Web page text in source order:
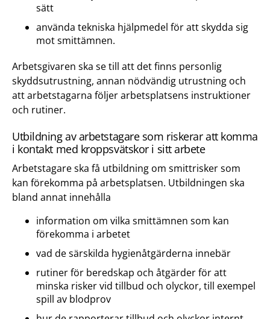
sätt
använda tekniska hjälpmedel för att skydda sig
mot smittämnen.
Arbetsgivaren ska se till att det finns personlig
skyddsutrustning, annan nödvändig utrustning och
att arbetstagarna följer arbetsplatsens instruktioner
och rutiner.
Utbildning av arbetstagare som riskerar att komma
i kontakt med kroppsvätskor i sitt arbete
Arbetstagare ska få utbildning om smittrisker som
kan förekomma på arbetsplatsen. Utbildningen ska
bland annat innehålla
information om vilka smittämnen som kan
förekomma i arbetet
vad de särskilda hygienåtgärderna innebär
rutiner för beredskap och åtgärder för att
minska risker vid tillbud och olyckor, till exempel
spill av blodprov